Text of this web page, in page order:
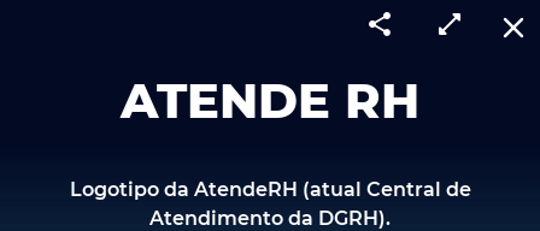
ATENDE RH
Logotipo da AtendeRH (atual Central de
Atendimento da DGRH).
share open_in_full close